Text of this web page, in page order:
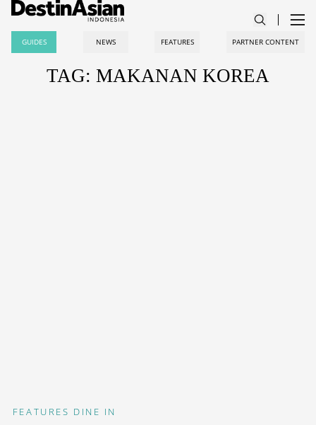
GUIDES NEWS FEATURES PARTNER CONTENT
TAG: MAKANAN KOREA
FEATURES DINE IN